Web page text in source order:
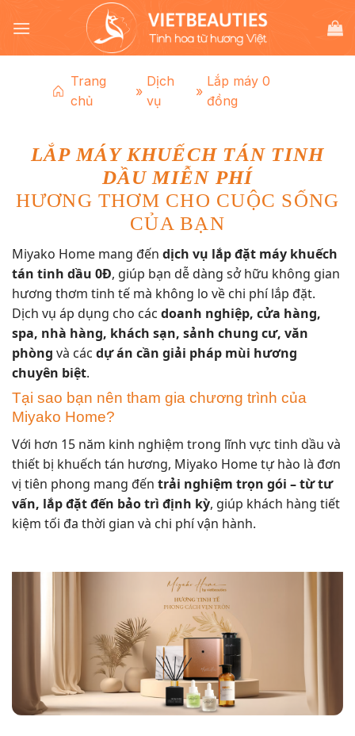
đến
Trang
chủ
»
Dịch
vụ
»
Lắp máy 0
đồng
LẮP MÁY KHUẾCH TÁN TINH
DẦU MIỄN PHÍ
HƯƠNG THƠM CHO CUỘC SỐNG
CỦA BẠN
Miyako Home mang đến dịch vụ lắp đặt máy khuếch
tán tinh dầu 0Đ, giúp bạn dễ dàng sở hữu không gian
hương thơm tinh tế mà không lo về chi phí lắp đặt.
Dịch vụ áp dụng cho các doanh nghiệp, cửa hàng,
spa, nhà hàng, khách sạn, sảnh chung cư, văn
phòng và các dự án cần giải pháp mùi hương
chuyên biệt.
Tại sao bạn nên tham gia chương trình của
Miyako Home?
Với hơn 15 năm kinh nghiệm trong lĩnh vực tinh dầu và
thiết bị khuếch tán hương, Miyako Home tự hào là đơn
vị tiên phong mang đến trải nghiệm trọn gói – từ tư
vấn, lắp đặt đến bảo trì định kỳ, giúp khách hàng tiết
kiệm tối đa thời gian và chi phí vận hành.